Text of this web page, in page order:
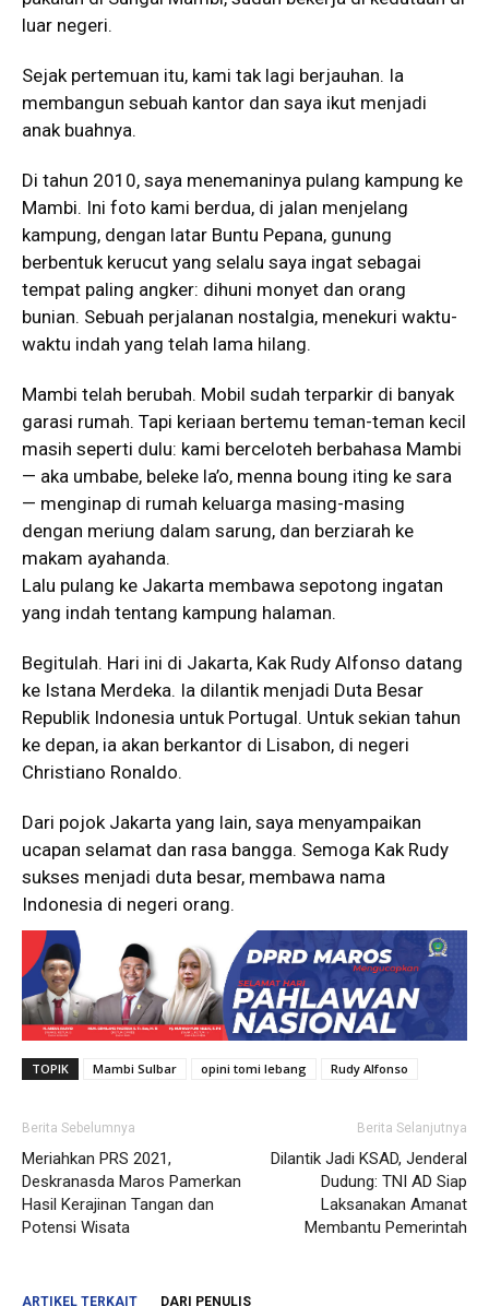
luar negeri.
Sejak pertemuan itu, kami tak lagi berjauhan. Ia
membangun sebuah kantor dan saya ikut menjadi
anak buahnya.
Di tahun 2010, saya menemaninya pulang kampung ke
Mambi. Ini foto kami berdua, di jalan menjelang
kampung, dengan latar Buntu Pepana, gunung
berbentuk kerucut yang selalu saya ingat sebagai
tempat paling angker: dihuni monyet dan orang
bunian. Sebuah perjalanan nostalgia, menekuri waktu-
waktu indah yang telah lama hilang.
Mambi telah berubah. Mobil sudah terparkir di banyak
garasi rumah. Tapi keriaan bertemu teman-teman kecil
masih seperti dulu: kami berceloteh berbahasa Mambi
— aka umbabe, beleke la’o, menna boung iting ke sara
— menginap di rumah keluarga masing-masing
dengan meriung dalam sarung, dan berziarah ke
makam ayahanda.
Lalu pulang ke Jakarta membawa sepotong ingatan
yang indah tentang kampung halaman.
Begitulah. Hari ini di Jakarta, Kak Rudy Alfonso datang
ke Istana Merdeka. Ia dilantik menjadi Duta Besar
Republik Indonesia untuk Portugal. Untuk sekian tahun
ke depan, ia akan berkantor di Lisabon, di negeri
Christiano Ronaldo.
Dari pojok Jakarta yang lain, saya menyampaikan
ucapan selamat dan rasa bangga. Semoga Kak Rudy
sukses menjadi duta besar, membawa nama
Indonesia di negeri orang.
TOPIK Mambi Sulbar opini tomi lebang Rudy Alfonso
Berita Sebelumnya
Meriahkan PRS 2021,
Deskranasda Maros Pamerkan
Hasil Kerajinan Tangan dan
Potensi Wisata
Berita Selanjutnya
Dilantik Jadi KSAD, Jenderal
Dudung: TNI AD Siap
Laksanakan Amanat
Membantu Pemerintah
ARTIKEL TERKAIT DARI PENULIS